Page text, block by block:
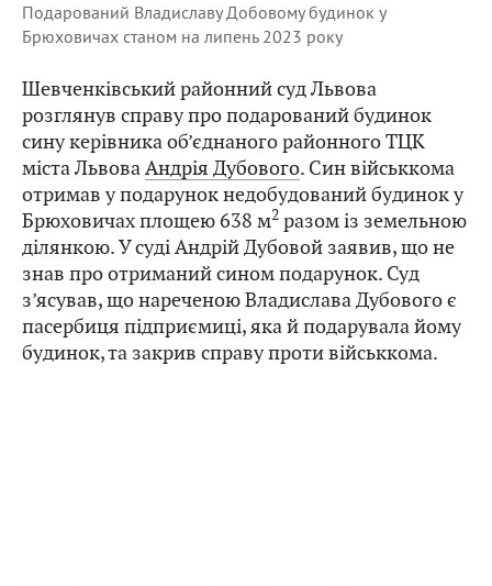
Подарований Владиславу Добовому будинок у
Брюховичах станом на липень 2023 року
Шевченківський районний суд Львова
розглянув справу про подарований будинок
сину керівника об’єднаного районного ТЦК
міста ЛьвоваАндрія Дубового. Син військкома
отримав у подарунок недобудований будинок у
Брюховичах площею 638 м2 разом із земельною
ділянкою. У суді Андрій Дубовой заявив, що не
знав про отриманий сином подарунок. Суд
з’ясував, що нареченою Владислава Дубового є
пасербиця підприємиці, яка й подарувала йому
будинок, та закрив справу проти військкома.